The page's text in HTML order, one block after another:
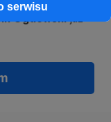
serwisu